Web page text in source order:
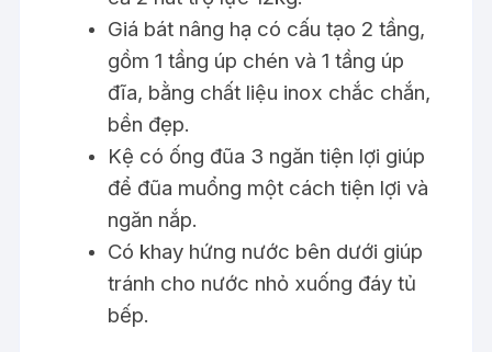
Giá bát nâng hạ có cấu tạo 2 tầng,
gồm 1 tầng úp chén và 1 tầng úp
đĩa, bằng chất liệu inox chắc chắn,
bền đẹp.
Kệ có ống đũa 3 ngăn tiện lợi giúp
để đũa muổng một cách tiện lợi và
ngăn nắp.
Có khay hứng nước bên dưới giúp
tránh cho nước nhỏ xuống đáy tủ
bếp.